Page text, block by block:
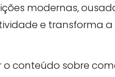
modernas,
e transforma
o conteúdo sobre